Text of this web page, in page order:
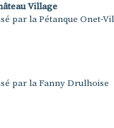
Village
par la Pétanque Onet-
par la Fanny Drulhoise